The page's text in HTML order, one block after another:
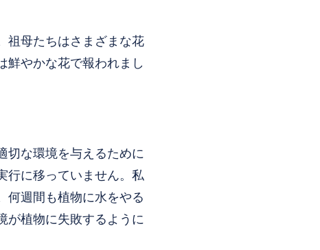
祖母たちはさまざまな花
鮮やかな花で報われまし
切な環境を与えるために
行に移っていません。私
何週間も植物に水をやる
が植物に失敗するように